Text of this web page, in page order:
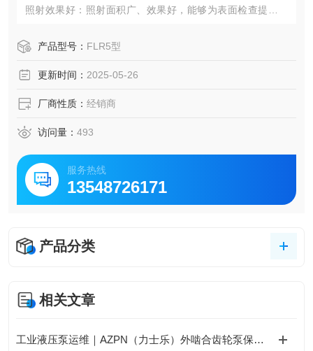
照射效果好：照射面积广、效果好，能够为表面检查提供充
产品型号： FLR5型
更新时间： 2025-05-26
厂商性质： 经销商
访问量： 493
服务热线
13548726171
产品分类
相关文章
工业液压泵运维｜AZPN（力士乐）外啮合齿轮泵保养教程